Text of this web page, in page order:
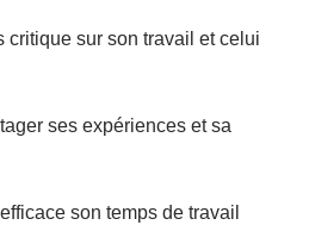
critique sur son travail et celui
ses expériences et sa
son temps de travail